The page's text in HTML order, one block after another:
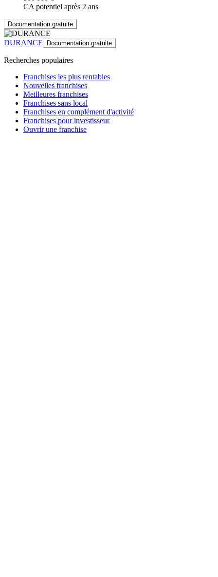
CA potentiel après 2 ans
Documentation gratuite
DURANCE Documentation gratuite
Recherches populaires
Franchises les plus rentables
Nouvelles franchises
Meilleures franchises
Franchises sans local
Franchises en complément d'activité
Franchises pour investisseur
Ouvrir une franchise